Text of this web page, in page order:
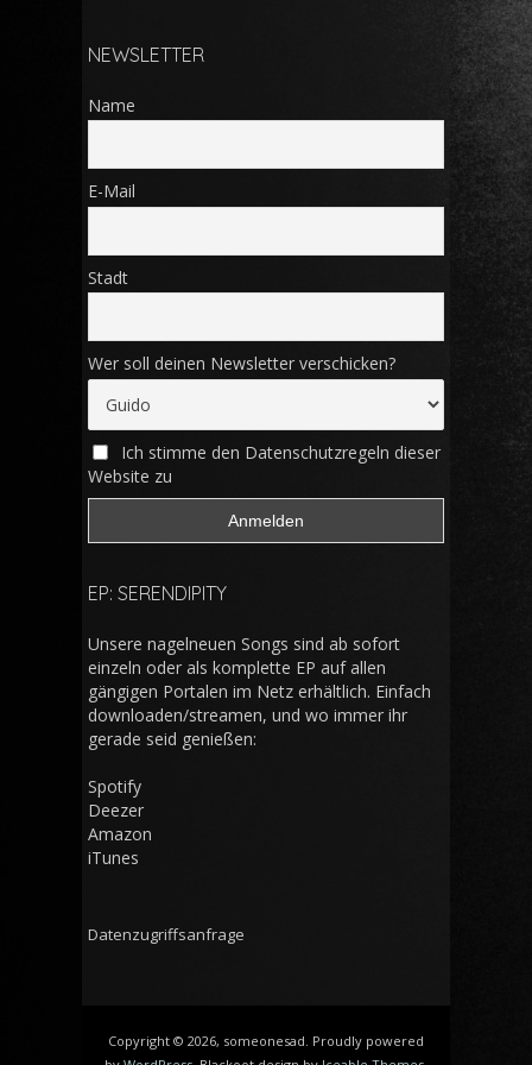
NEWSLETTER
Name
E-Mail
Stadt
Wer soll deinen Newsletter verschicken?
Ich stimme den Datenschutzregeln dieser
Website zu
EP: SERENDIPITY
Unsere nagelneuen Songs sind ab sofort
einzeln oder als komplette EP auf allen
gängigen Portalen im Netz erhältlich. Einfach
downloaden/streamen, und wo immer ihr
gerade seid genießen:
Spotify
Deezer
Amazon
iTunes
Datenzugriffsanfrage
Copyright © 2026, someonesad. Proudly powered